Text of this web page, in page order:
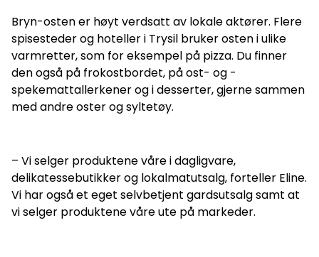
Bryn-osten er høyt verdsatt av lokale aktører. Flere
spisesteder og hoteller i Trysil bruker osten i ulike
varmretter, som for eksempel på pizza. Du finner
den også på frokostbordet, på ost- og -
spekemattallerkener og i desserter, gjerne sammen
med andre oster og syltetøy.
– Vi selger produktene våre i dagligvare,
delikatessebutikker og lokalmatutsalg, forteller Eline.
Vi har også et eget selvbetjent gardsutsalg samt at
vi selger produktene våre ute på markeder.